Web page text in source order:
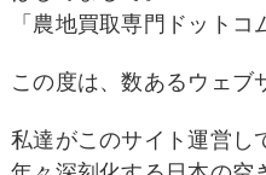
「農地買取専門ドット
この度は、数あるウェブ
私達がこのサイト運営し